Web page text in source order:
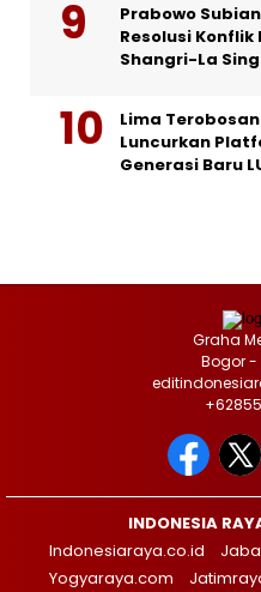
Prabowo
Resolusi Konflik
Shangri-La
Lima
Luncurkan
Generasi Baru
Graha
Bogor -
INDONESIA
Indonesiaraya.co.id
Yogyaraya.com